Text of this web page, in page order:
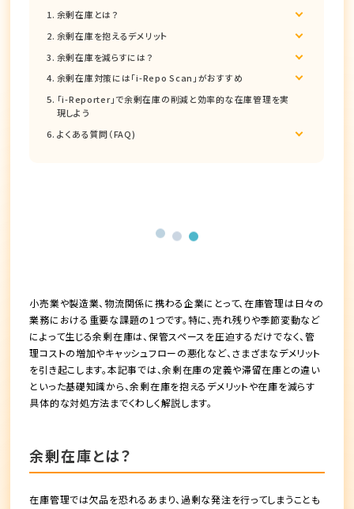
余剰在庫とは？
余剰在庫を抱えるデメリット
余剰在庫を減らすには？
余剰在庫対策には「i-Repo Scan」がおすすめ
「i-Reporter」で余剰在庫の削減と効率的な在庫管理を実
現しよう
よくある質問（FAQ)
小売業や製造業、物流関係に携わる企業にとって、在庫管理は日々の
業務における重要な課題の1つです。特に、売れ残りや季節変動など
によって生じる余剰在庫は、保管スペースを圧迫するだけでなく、管
理コストの増加やキャッシュフローの悪化など、さまざまなデメリット
を引き起こします。本記事では、余剰在庫の定義や滞留在庫との違い
といった基礎知識から、余剰在庫を抱えるデメリットや在庫を減らす
具体的な対処方法までくわしく解説します。
余剰在庫とは？
在庫管理では欠品を恐れるあまり、過剰な発注を行ってしまうことも